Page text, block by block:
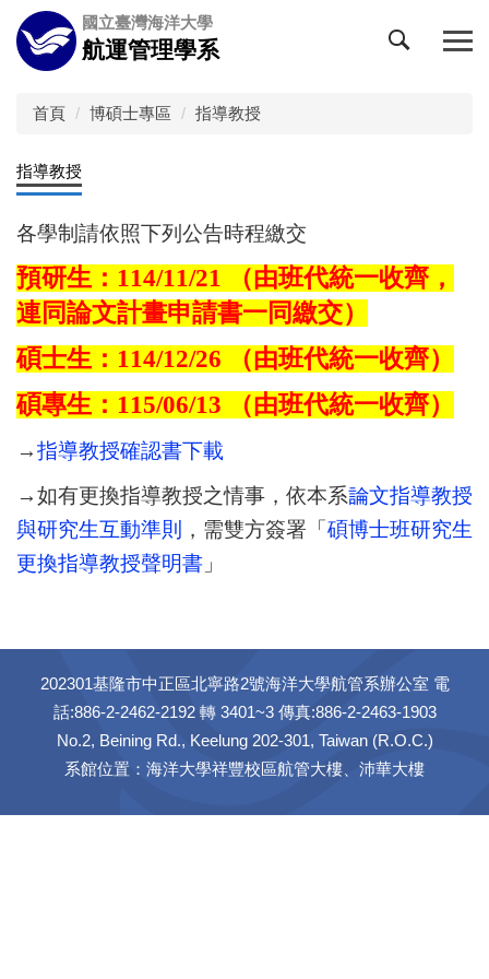
跳
到
主
區
國立臺灣海洋大學
航運管理學系
首頁 博碩士專區 指導教授
指導教授
各學制請依照下列公告時程繳交
預研生：114/11/21 （由班代統一收齊，
連同論文計畫申請書一同繳交）
碩士生：114/12/26
（由班代統一收齊）
碩專生：115/06/13
（由班代統一收齊）
→指導教授確認書下載
→如有更換指導教授之情事，依本系論文指導教授
與研究生互動準則
，需雙方簽署「碩博士班研究生
更換指導教授聲明書 」
202301基隆市中正區北寧路2號海洋大學航管系辦公室 電
話:886-2-2462-2192 轉 3401~3 傳真:886-2-2463-1903
No.2, Beining Rd., Keelung 202-301, Taiwan (R.O.C.)
系館位置：海洋大學祥豐校區航管大樓、沛華大樓